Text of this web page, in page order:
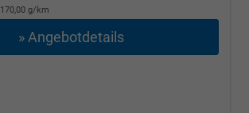
170,00 g/km
» Angebotdetails